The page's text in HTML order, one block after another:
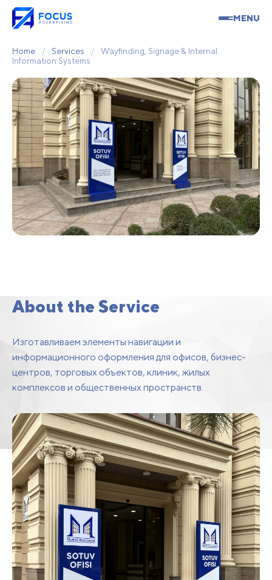
MENU
Home / Services /
Wayfinding, Signage & Internal
Information Systems
Systems
About the Service
Изготавливаем элементы навигации и
информационного оформления для офисов, бизнес-
центров, торговых объектов, клиник, жилых
комплексов и общественных пространств.